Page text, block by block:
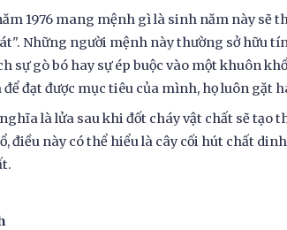
1976 mang mệnh gì là sinh năm này sẽ
Những người mệnh này thường sở hữu
sự gò bó hay sự ép buộc vào một khuôn
đạt được mục tiêu của mình, họ luôn gặt
là lửa sau khi đốt cháy vật chất sẽ
điều này có thể hiểu là cây cối hút chất